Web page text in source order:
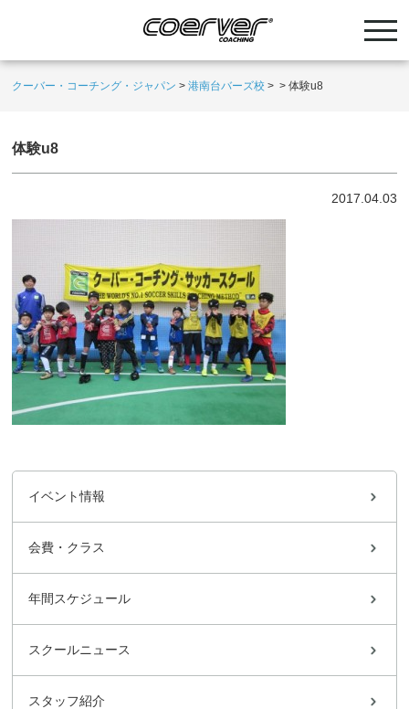
クーバー・コーチング・ジャパン >港南台バーズ校 > >体験u8
体験u8
2017.04.03
イベント情報
会費・クラス
年間スケジュール
スクールニュース
スタッフ紹介